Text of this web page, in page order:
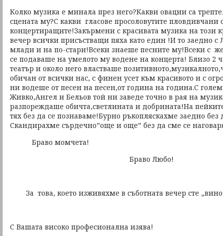
Колко музика е минала през него?Какви овации са
сцената му?С какви гласове просоловутите пловдивчани
концертиращите!Закърмени с красивата музика на този
вечер всички присъстващи пяха като един !И то заедно
млади и на по-стари!Всеки знаеше песните му!Всеки с
се подаваше на умелото му водене на концерта! Близо 2
театър и около него властваше
обичан от всички нас, с финен усет към красивото и с
ни водеше от песен на песен,от година на година.С
Живко,Ангел и Бельов той ни заведе точно в рая на
разпореждаше обичта,светлината и добрината!На
тях без да се познаваме!Бурно ръкопляскахме заедно
Скандирахме сърдечно”още и още” без да сме се
Браво момчета!
Браво Любо!
За това, което изживяхме в съботната вечер сте
С Вашата високо професионална изява!